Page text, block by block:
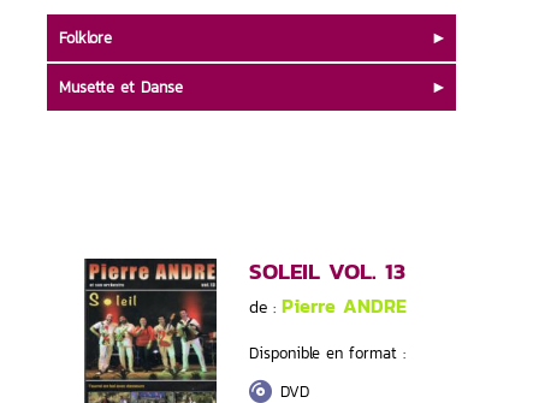
SOLEIL VOL. 13
de : Pierre ANDRE
Disponible en format :
DVD
Folklore
Musette et Danse